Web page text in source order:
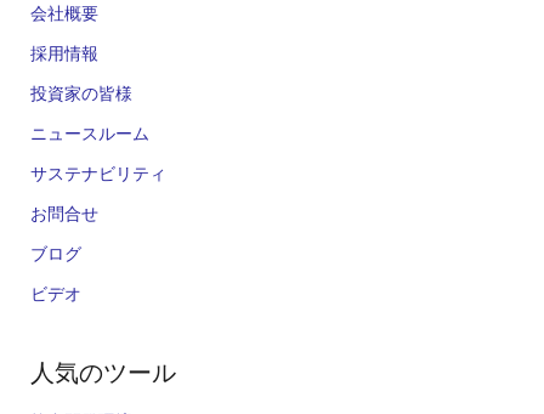
会社概要
採用情報
投資家の皆様
ニュースルーム
サステナビリティ
お問合せ
ブログ
ビデオ
人気のツール